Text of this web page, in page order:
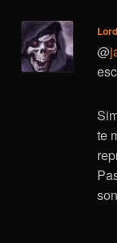
@
te